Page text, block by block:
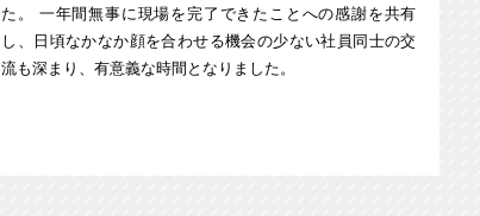
た。 一年間無事に現場を完了できたことへの感謝を共有
し、日頃なかなか顔を合わせる機会の少ない社員同士の交
流も深まり、有意義な時間となりました。